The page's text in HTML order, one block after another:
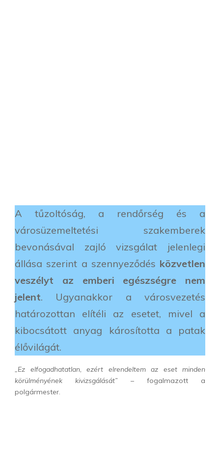
A tűzoltóság, a rendőrség és a
városüzemeltetési szakemberek
bevonásával zajló vizsgálat jelenlegi
állása szerint a szennyeződés közvetlen
veszélyt az emberi egészségre nem
jelent. Ugyanakkor a városvezetés
határozottan elítéli az esetet, mivel a
kibocsátott anyag károsította a patak
élővilágát.
„Ez elfogadhatatlan, ezért elrendeltem az eset minden
körülményének kivizsgálását” – fogalmazott a
polgármester.